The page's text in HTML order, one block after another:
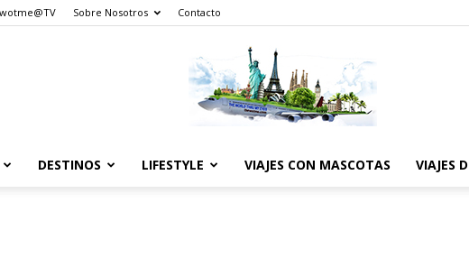
Sobre Nosotros Contacto
DESTINOS LIFESTYLE VIAJES CON MASCOTAS VIAJES